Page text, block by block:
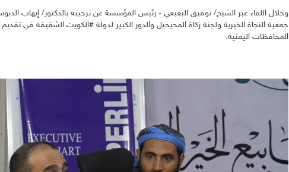
وخلال اللقاء عبر الشيخ/ توفيق البعبعي - رئيس المؤسسة عن ترحيبه بالدكتور/ إيهاب
جمعية النجاة الخيرية ولجنة زكاة الفحيحيل والدور الكبير لدولة #الكويت الشقيقة في
المحافظات اليمنية.